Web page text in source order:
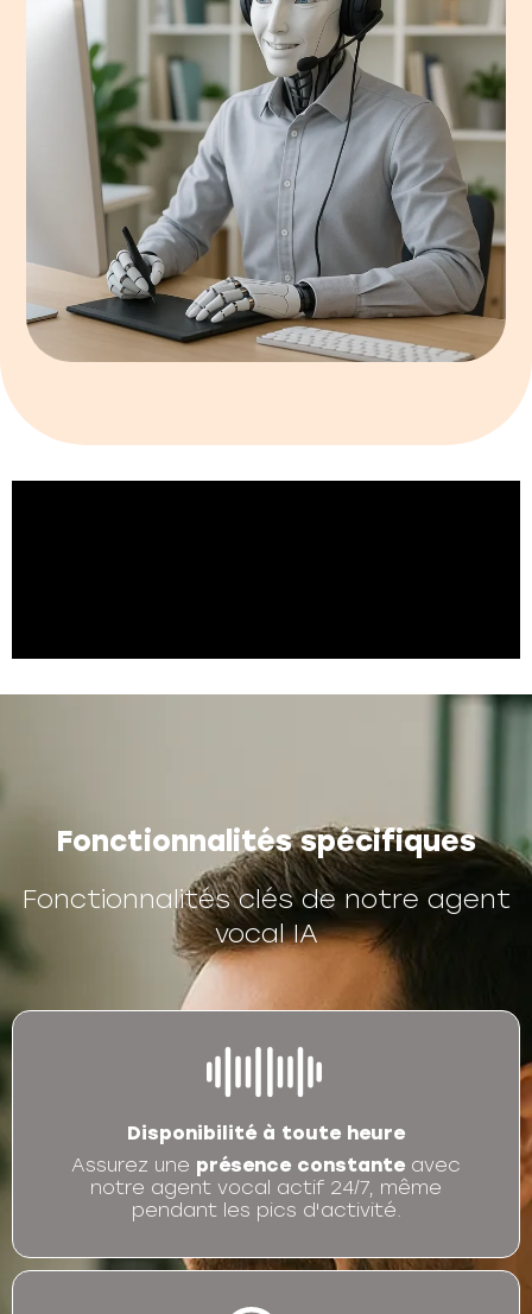
Fonctionnalités spécifiques
Fonctionnalités clés de notre agent
vocal IA
Disponibilité à toute heure
Assurez une présence constante avec
notre agent vocal actif 24/7, même
pendant les pics d'activité.